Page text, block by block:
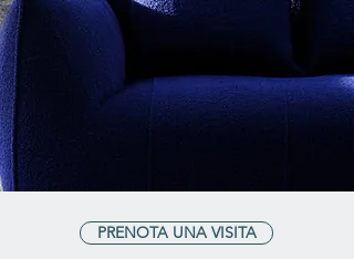
PRENOTA UNA VISITA